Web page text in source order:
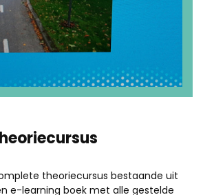
theoriecursus bestaande uit
e-learning boek met alle gestelde